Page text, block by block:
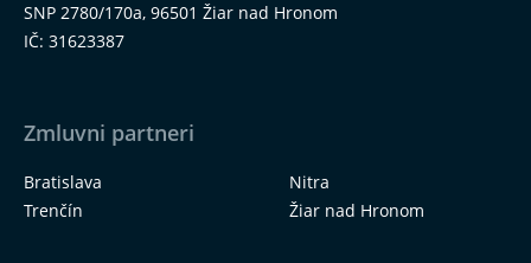
SNP 2780/170a, 96501 Žiar nad Hronom
IČ: 31623387
Zmluvni partneri
Bratislava
Nitra
Trenčín
Žiar nad Hronom